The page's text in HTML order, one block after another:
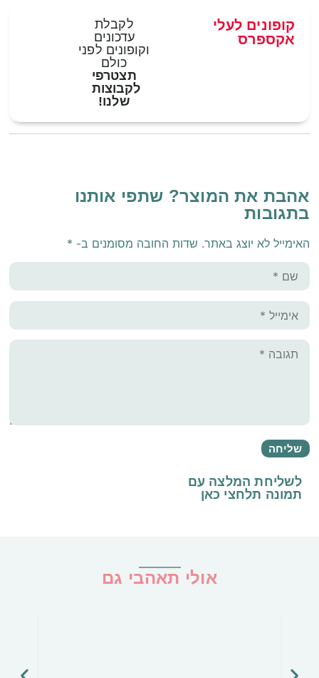
לקבלת
עדכונים
וקופונים לפני
כולם
תצטרפי
לקבוצות
שלנו!
קופונים לעלי
אקספרס
אהבת את המוצר? שתפי אותנו
בתגובות
האימייל לא יוצג באתר. שדות החובה מסומנים ב- *
לשליחת המלצה עם
תמונה תלחצי כאן
אולי תאהבי גם